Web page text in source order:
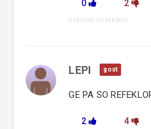
0 2
neprimerno vsebino
LEPI gost
GE PA SO
2 4